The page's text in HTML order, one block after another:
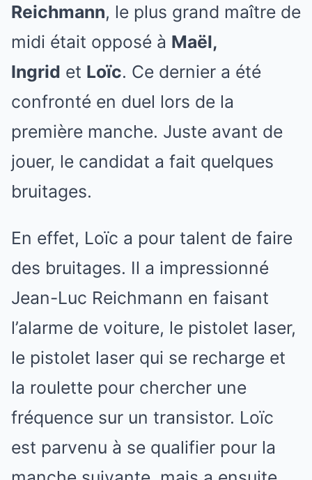
Reichmann, le plus grand maître de
midi était opposé à Maël,
Ingrid et Loïc. Ce dernier a été
confronté en duel lors de la
première manche. Juste avant de
jouer, le candidat a fait quelques
bruitages.
En effet, Loïc a pour talent de faire
des bruitages. Il a impressionné
Jean-Luc Reichmann en faisant
l’alarme de voiture, le pistolet laser,
le pistolet laser qui se recharge et
la roulette pour chercher une
fréquence sur un transistor. Loïc
est parvenu à se qualifier pour la